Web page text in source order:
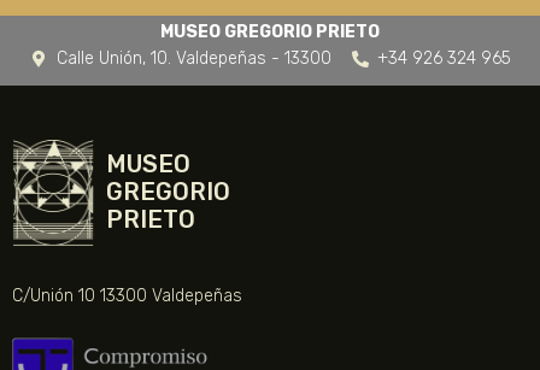
MUSEO GREGORIO PRIETO
Calle Unión, 10. Valdepeñas - 13300
+34 926 324 965
MUSEO
GREGORIO
PRIETO
C/Unión 10 13300 Valdepeñas